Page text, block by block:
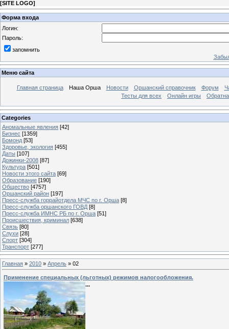
[SITE LOGO]
Форма входа
Логин:
Пароль:
запомнить
Меню сайта
Главная страница Наша Орша Новости Оршанский справочник Форум
Тесты для всех
Онлайн игры
Categories
Аномальные явления [42]
Бизнес [1359]
Бомонд [53]
Здоровье, экология [455]
Даты [107]
Дожинки-2008 [87]
Культура [501]
Новости этого сайта [69]
Образование [190]
Общество [4757]
Оршанский район [197]
Пресс-служба горрайотдела МЧС по г. Орша [8]
Пресс-служба оршанского ГОВД [8]
Пресс-служба ИМНС РБ по г. Орша [51]
Проиcшествия, криминал [638]
Связь [80]
Слухи [28]
Спорт [304]
Транспорт [277]
Главная » 2010 » Апрель » 02
Применение специальных (льготных) режимов налогообложения.
...